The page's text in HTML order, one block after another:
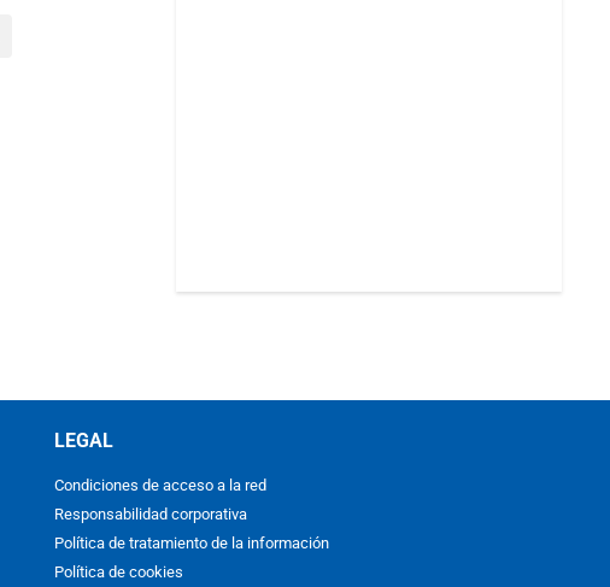
LEGAL
Condiciones de acceso a la red
Responsabilidad corporativa
Política de tratamiento de la información
Política de cookies